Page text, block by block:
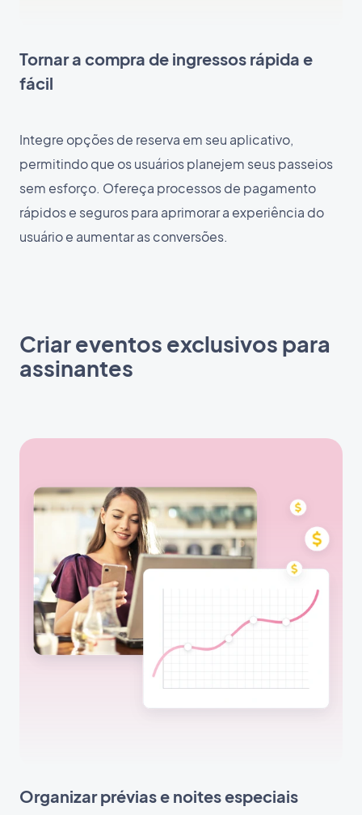
Tornar a compra de ingressos rápida e
fácil
Integre opções de reserva em seu aplicativo,
permitindo que os usuários planejem seus passeios
sem esforço. Ofereça processos de pagamento
rápidos e seguros para aprimorar a experiência do
usuário e aumentar as conversões.
Criar eventos exclusivos para
assinantes
Organizar prévias e noites especiais